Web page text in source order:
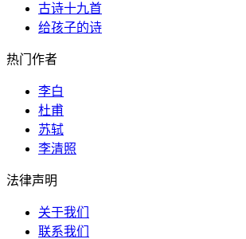
古诗十九首
给孩子的诗
热门作者
李白
杜甫
苏轼
李清照
法律声明
关于我们
联系我们